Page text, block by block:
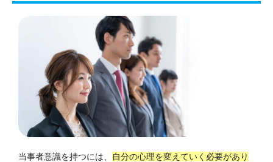
当事者意識を持つには、
自分の心理を変えていく必要があり